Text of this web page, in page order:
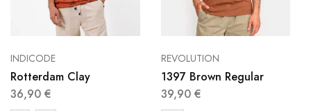
INDICODE
Rotterdam Clay
36,90 €
REVOLUTION
1397 Brown Regular
39,90 €